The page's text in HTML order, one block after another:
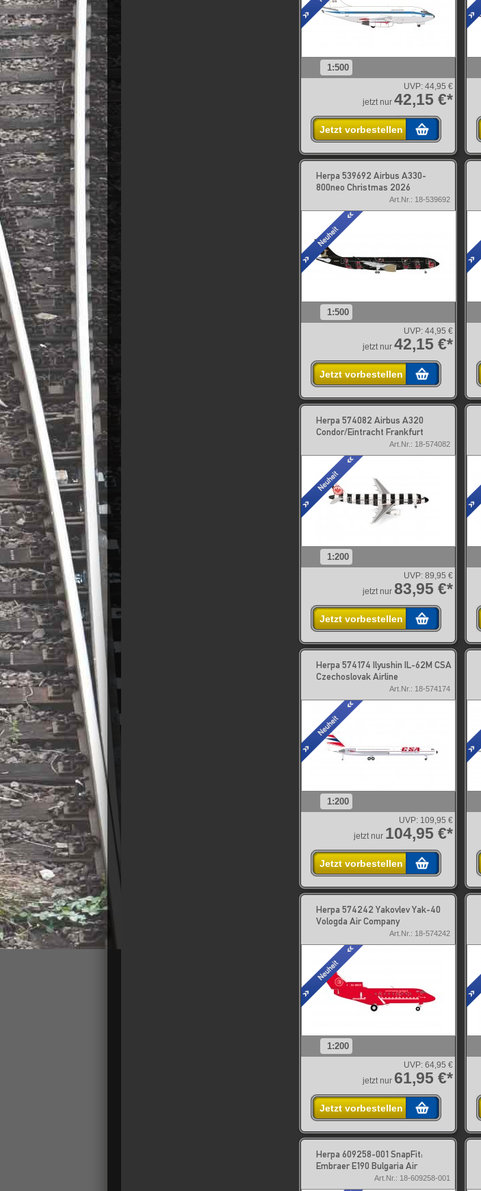
1:500
UVP: 44,95 €
jetzt nur 42,15 €*
Jetzt vorbestellen
Herpa 539692 Airbus A330-
800neo Christmas 2026
Art.Nr.: 18-539692
1:500
UVP: 44,95 €
jetzt nur 42,15 €*
Jetzt vorbestellen
Herpa 574082 Airbus A320
Condor/Eintracht Frankfurt
Art.Nr.: 18-574082
1:200
UVP: 89,95 €
jetzt nur 83,95 €*
Jetzt vorbestellen
Herpa 574174 Ilyushin IL-62M CSA
Czechoslovak Airline
Art.Nr.: 18-574174
1:200
UVP: 109,95 €
jetzt nur 104,95 €*
Jetzt vorbestellen
Herpa 574242 Yakovlev Yak-40
Vologda Air Company
Art.Nr.: 18-574242
1:200
UVP: 64,95 €
jetzt nur 61,95 €*
Jetzt vorbestellen
Herpa 609258-001 SnapFit:
Embraer E190 Bulgaria Air
Art.Nr.: 18-609258-001